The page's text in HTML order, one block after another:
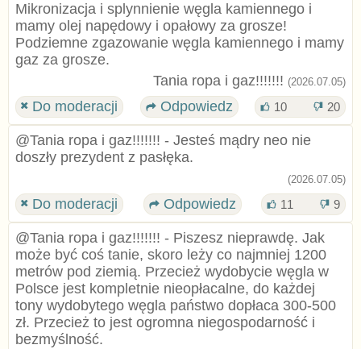
Mikronizacja i splynnienie węgla kamiennego i
mamy olej napędowy i opałowy za grosze!
Podziemne zgazowanie węgla kamiennego i mamy
gaz za grosze.
Tania ropa i gaz!!!!!!! (2026.07.05)
Do moderacji Odpowiedz 10 20
@Tania ropa i gaz!!!!!!! - Jesteś mądry neo nie
doszły prezydent z pasłęka.
(2026.07.05)
Do moderacji Odpowiedz 11 9
@Tania ropa i gaz!!!!!!! - Piszesz nieprawdę. Jak
może być coś tanie, skoro leży co najmniej 1200
metrów pod ziemią. Przecież wydobycie węgla w
Polsce jest kompletnie nieopłacalne, do każdej
tony wydobytego węgla państwo dopłaca 300-500
zł. Przecież to jest ogromna niegospodarność i
bezmyślność.